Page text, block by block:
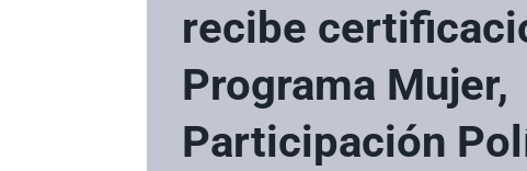
recibe
Programa Mujer,
Participación